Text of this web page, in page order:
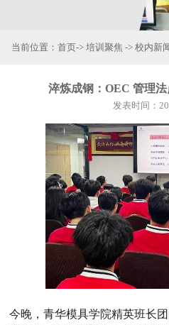
当前位置： 首页-> 培训聚焦 -> 校内新
淬炼成钢：OEC 管理
发表时间：
今晚，青华模具学院精英班长